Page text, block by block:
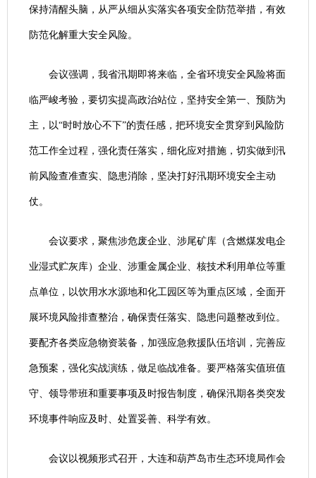
保持清醒头脑，从严从细从实落实各项安全防范举措，有效
防范化解重大安全风险。
会议强调，我省汛期即将来临，全省环境安全风险将面
临严峻考验，要切实提高政治站位，坚持安全第一、预防为
主，以“时时放心不下”的责任感，把环境安全贯穿到风险防
范工作全过程，强化责任落实，细化应对措施，切实做到汛
前风险查准查实、隐患消除，坚决打好汛期环境安全主动
仗。
会议要求，聚焦涉危废企业、涉尾矿库（含燃煤发电企
业湿式贮灰库）企业、涉重金属企业、核技术利用单位等重
点单位，以饮用水水源地和化工园区等为重点区域，全面开
展环境风险排查整治，确保责任落实、隐患问题整改到位。
要配齐各类应急物资装备，加强应急救援队伍培训，完善应
急预案，强化实战演练，做足临战准备。要严格落实值班值
守、领导带班和重要事项及时报告制度，确保汛期各类突发
环境事件响应及时、处置妥善、科学有效。
会议以视频形式召开，大连和葫芦岛市生态环境局作会